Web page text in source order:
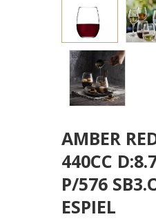
AMBER
440CC
P/576
ESPIEL